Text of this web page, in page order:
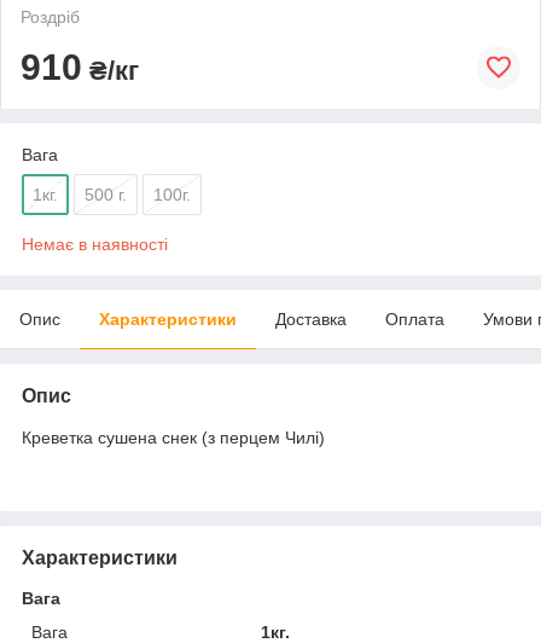
Роздріб
910 ₴/кг
Вага
1кг. 500 г. 100г.
Немає в наявності
Опис Характеристики Доставка Оплата Умови
Опис
Креветка сушена снек (з перцем Чилі)
Характеристики
Вага
Вага
1кг.